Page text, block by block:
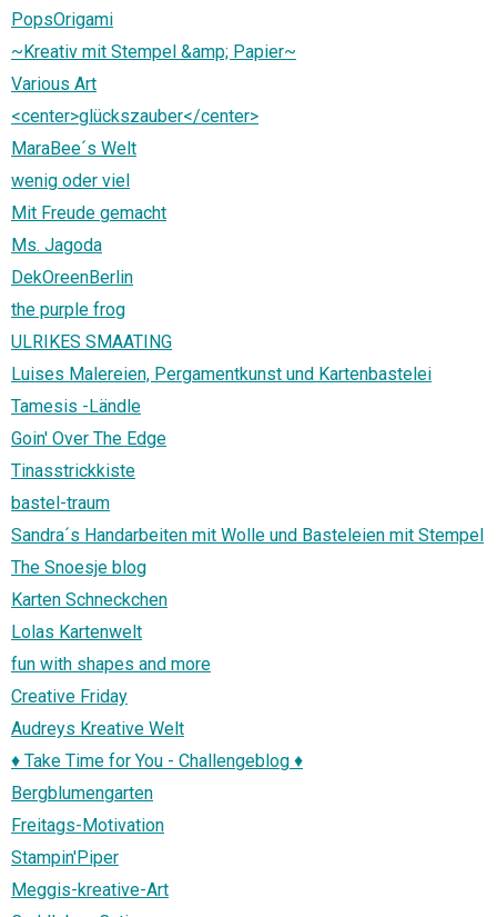
PopsOrigami
~Kreativ mit Stempel &amp; Papier~
Various Art
<center>glückszauber</center>
MaraBee´s Welt
wenig oder viel
Mit Freude gemacht
Ms. Jagoda
DekOreenBerlin
the purple frog
ULRIKES SMAATING
Luises Malereien, Pergamentkunst und Kartenbastelei
Tamesis -Ländle
Goin' Over The Edge
Tinasstrickkiste
bastel-traum
Sandra´s Handarbeiten mit Wolle und Basteleien mit Stempel
The Snoesje blog
Karten Schneckchen
Lolas Kartenwelt
fun with shapes and more
Creative Friday
Audreys Kreative Welt
♦ Take Time for You - Challengeblog ♦
Bergblumengarten
Freitags-Motivation
Stampin'Piper
Meggis-kreative-Art